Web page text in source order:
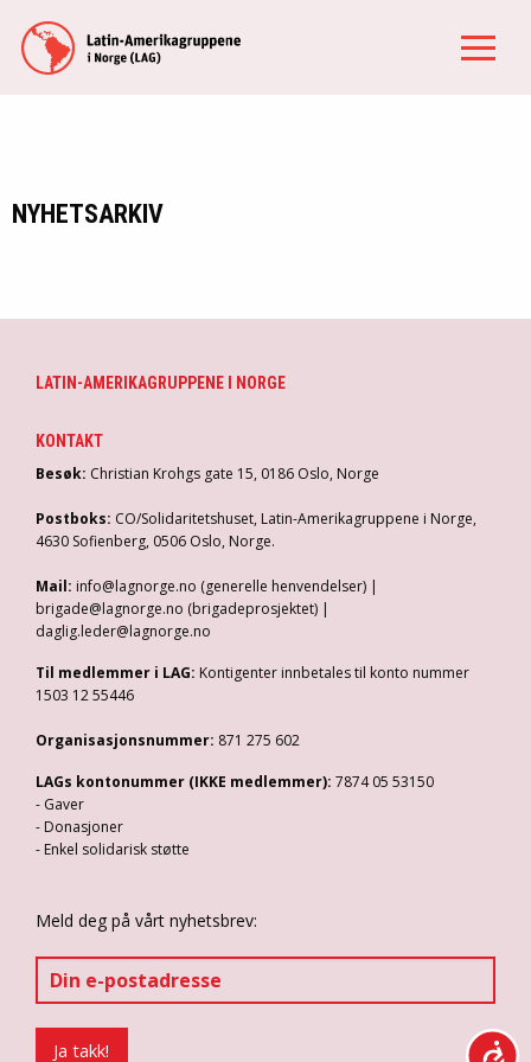
NYHETSARKIV
LATIN-AMERIKAGRUPPENE I NORGE
KONTAKT
Besøk: Christian Krohgs gate 15, 0186 Oslo, Norge
Postboks: CO/Solidaritetshuset, Latin-Amerikagruppene i Norge,
4630 Sofienberg, 0506 Oslo, Norge.
Mail: info@lagnorge.no (generelle henvendelser) |
brigade@lagnorge.no (brigadeprosjektet) |
daglig.leder@lagnorge.no
Til medlemmer i LAG: Kontigenter innbetales til konto nummer
1503 12 55446
Organisasjonsnummer: 871 275 602
LAGs kontonummer (IKKE medlemmer): 7874 05 53150
- Gaver
- Donasjoner
- Enkel solidarisk støtte
Meld deg på vårt nyhetsbrev: